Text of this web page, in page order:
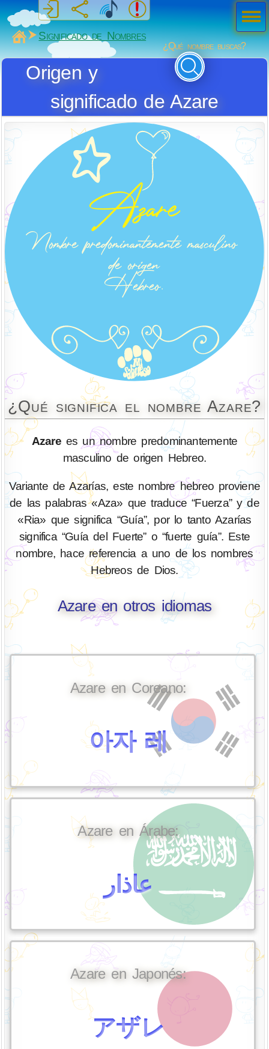
MiSabueso
Significado de Nombres
¿Qué nombre buscas?
Origen y
significado de Azare
¿Qué significa el nombre Azare?
Azarees un nombre predominantemente
masculino de origen Hebreo.
Variante de Azarías, este nombre hebreo proviene
de las palabras «Aza» que traduce “Fuerza” y de
«Ria» que significa “Guía”, por lo tanto Azarías
significa “Guía del Fuerte” o “fuerte guía”. Este
nombre, hace referencia a uno de los nombres
Hebreos de Dios.
Azare en otros idiomas
Azare en Coreano:
아자 레
Azare en Árabe:
عاذار
Azare en Japonés:
アザレ
Men
ú